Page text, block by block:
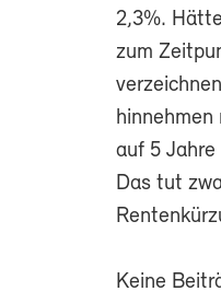
2,3%.
zum
hinnehmen
auf 5
Das tut
Keine